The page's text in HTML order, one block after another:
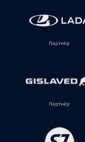
Партнёр
Партнёр